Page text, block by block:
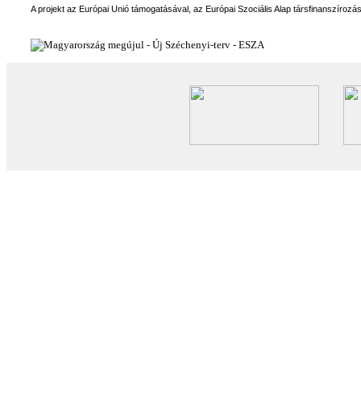
A projekt az Európai Unió támogatásával, az Európai Szociális Alap